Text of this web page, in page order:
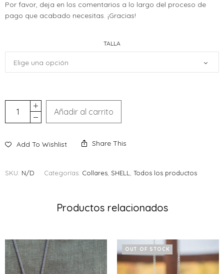
Por favor, deja en los comentarios a lo largo del proceso de
pago que acabado necesitas. ¡Gracias!
TALLA
Añadir al carrito
Add To Wishlist Share This
SKU: N/D Categorías: Collares SHELL Todos los productos
Productos relacionados
OUT OF STOCK